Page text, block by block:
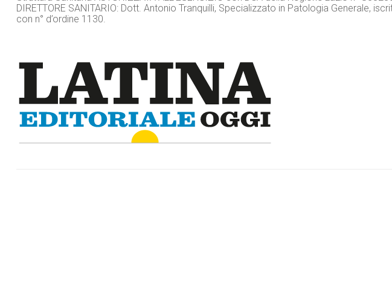
DIRETTORE SANITARIO: Dott. Antonio Tranquilli, Specializzato in Patologia Generale,
con n° d’ordine 1130.